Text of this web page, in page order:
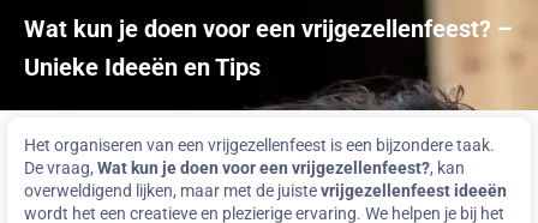
Wat kun je doen voor een vrijgezellenfeest? –
Unieke Ideeën en Tips
Het organiseren van een vrijgezellenfeest is een bijzondere taak.
De vraag, Wat kun je doen voor een vrijgezellenfeest?, kan
overweldigend lijken, maar met de juistevrijgezellenfeest ideeën
wordt het een creatieve en plezierige ervaring. We helpen je bij het